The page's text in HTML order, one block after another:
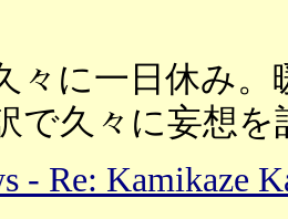
々に一日休み
久々に妄想を
- Re: Kamikaze